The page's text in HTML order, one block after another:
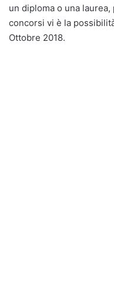
un diploma o una
concorsi vi è la
Ottobre 2018.